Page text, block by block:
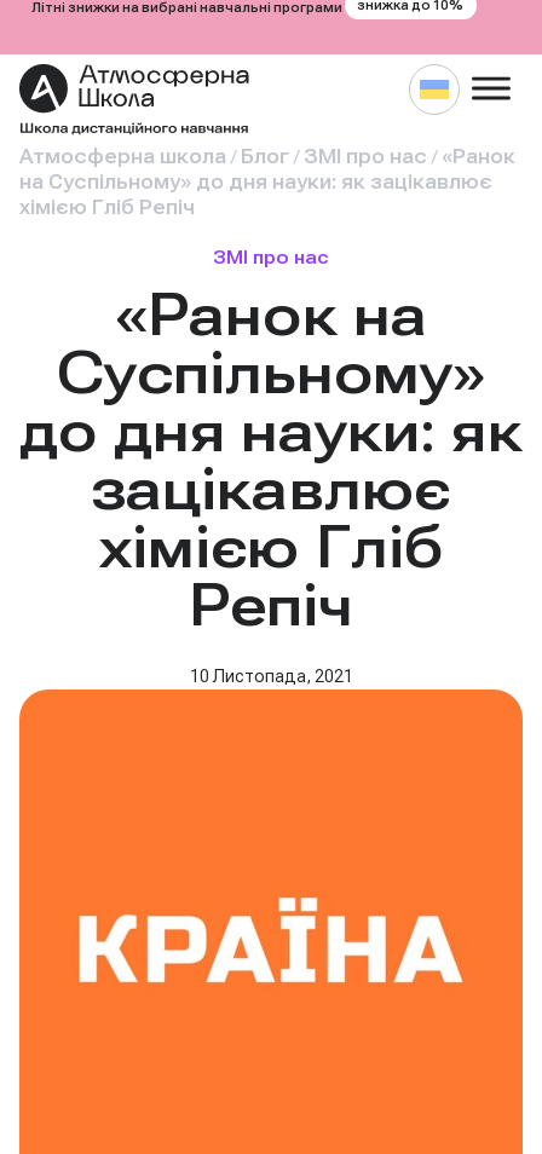
Літні знижки на вибрані навчальні програми знижка до 10%
Атмосферна школа / Блог / ЗМІ про нас / «Ранок
на Суспільному» до дня науки: як зацікавлює
хімією Гліб Репіч
ЗМІ про нас
«Ранок на
Суспільному»
до дня науки: як
зацікавлює
хімією Гліб
Репіч
10 Листопада, 2021